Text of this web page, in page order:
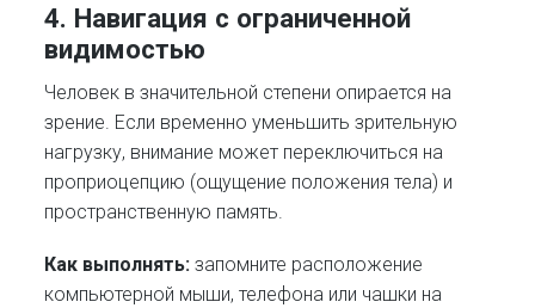
4. Навигация с ограниченной
видимостью
Человек в значительной степени опирается на
зрение. Если временно уменьшить зрительную
нагрузку, внимание может переключиться на
проприоцепцию (ощущение положения тела) и
пространственную память.
Как выполнять:запомните расположение
компьютерной мыши, телефона или чашки на